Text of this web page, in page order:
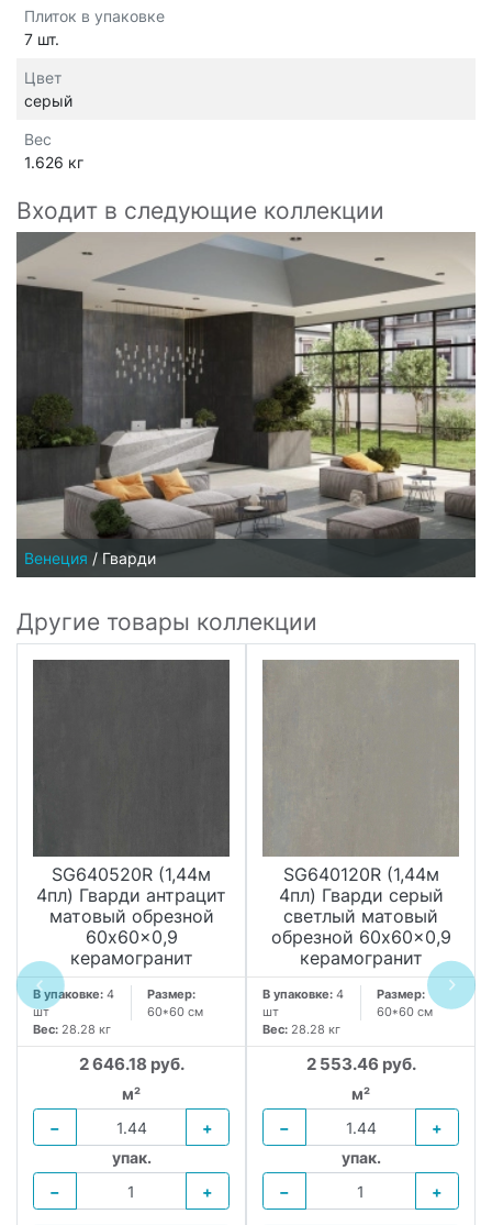
Плиток в упаковке
7 шт.
Цвет
серый
Вес
1.626 кг
Входит в следующие коллекции
Венеция / Гварди
Другие товары коллекции
SG640520R (1,44м
4пл) Гварди антрацит
матовый обрезной
60x60x0,9
керамогранит
В упаковке: 4
шт
Размер:
60*60 см
Вес: 28.28 кг
2 646.18 руб.
м²
−
+
упак.
−
+
SG640120R (1,44м
4пл) Гварди серый
светлый матовый
обрезной 60x60x0,9
керамогранит
В упаковке: 4
шт
Размер:
60*60 см
Вес: 28.28 кг
2 553.46 руб.
м²
−
+
упак.
−
+